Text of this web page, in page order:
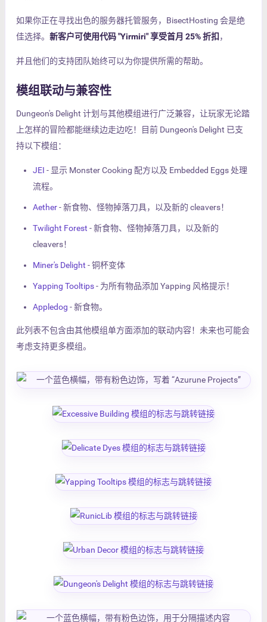
如果你正在寻找出色的服务器托管服务，BisectHosting 会是绝
佳选择。 新客户可使用代码 "Yirmiri" 享受首月 25% 折扣 ，
并且他们的支持团队始终可以为你提供所需的帮助。
模组联动与兼容性
Dungeon's Delight 计划与其他模组进行广泛兼容，让玩家无论踏
上怎样的冒险都能继续边走边吃！目前 Dungeon's Delight 已支
持以下模组：
JEI - 显示 Monster Cooking 配方以及 Embedded Eggs 处理
流程。
Aether- 新食物、怪物掉落刀具，以及新的 cleavers！
Twilight Forest - 新食物、怪物掉落刀具，以及新的
cleavers！
Miner's Delight - 铜杯变体
Yapping Tooltips- 为所有物品添加 Yapping 风格提示！
Appledog - 新食物。
此列表不包含由其他模组单方面添加的联动内容！未来也可能会
考虑支持更多模组。